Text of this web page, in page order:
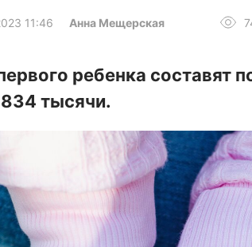
11:46 Анна Мещерская
ребенка составят
834 тысячи.